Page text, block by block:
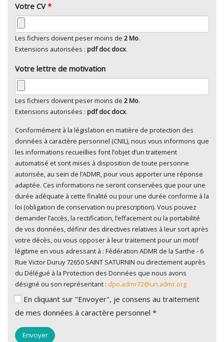
Votre CV*
Les fichiers doivent peser moins de 2 Mo.
Extensions autorisées : pdf doc docx.
Votre lettre de motivation
Les fichiers doivent peser moins de 2 Mo.
Extensions autorisées : pdf doc docx.
En cliquant sur "Envoyer", je consens au traitement de
mes données à caractère personnel*
Conformément à la législation en matière de protection des
données à caractère personnel (CNIL), nous vous informons que
les informations recueillies font l’objet d’un traitement
automatisé et sont mises à disposition de toute personne
autorisée, au sein de l’ADMR, pour vous apporter une réponse
adaptée. Ces informations ne seront conservées que pour une
durée adéquate à cette finalité ou pour une durée conforme à la
loi (obligation de conservation ou prescription). Vous pouvez
demander l’accès, la rectification, l’effacement ou la portabilité
de vos données, définir des directives relatives à leur sort après
votre décès, ou vous opposer à leur traitement pour un motif
légitime en vous adressant à : Fédération ADMR de la Sarthe - 6
Rue Victor Duruy 72650 SAINT SATURNIN ou directement auprès
du Délégué à la Protection des Données que nous avons
désigné ou son représentant : dpo.admr72@un.admr.org
En cliquant sur "Envoyer", je consens au traitement
de mes données à caractère personnel *